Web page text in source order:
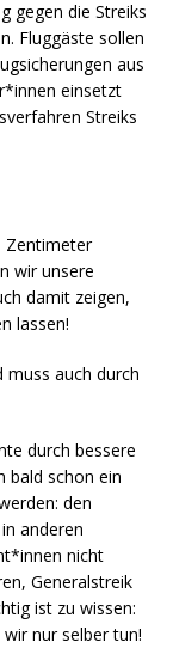
gegen die Streiks
Fluggäste sollen
aus
einsetzt
Streiks
Zentimeter
wir unsere
damit zeigen,
lassen!
muss auch durch
durch bessere
bald schon ein
den
anderen
nicht
Generalstreik
ist zu wissen:
nur selber tun!